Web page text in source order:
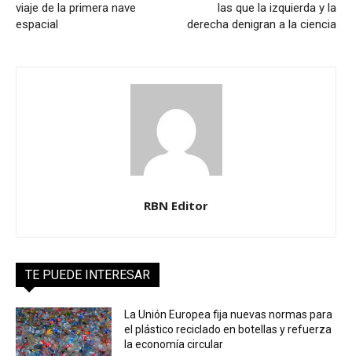
viaje de la primera nave
espacial
las que la izquierda y la
derecha denigran a la ciencia
RBN Editor
TE PUEDE INTERESAR
La Unión Europea fija nuevas normas para
el plástico reciclado en botellas y refuerza
la economía circular